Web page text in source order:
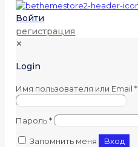
Войти
регистрация
✕
Login
Имя пользователя или Email*
Пароль*
Запомнить меня Вход